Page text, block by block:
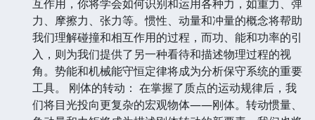
互作用，你将学会如何识别和运用各种力，如重力、弹
力、摩擦力、张力等。惯性、动量和冲量的概念将帮助
我们理解碰撞和相互作用的过程，而功、能和功率的引
入，则为我们提供了另一种看待和描述物理过程的视
角。势能和机械能守恒定律将成为分析保守系统的重要
工具。 刚体的转动： 在掌握了质点的运动规律后，我
们将目光投向更复杂的宏观物体——刚体。转动惯量、